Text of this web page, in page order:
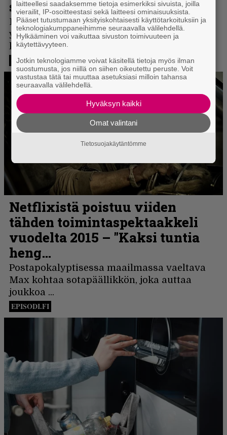
laitteellesi saadaksemme tietoja esimerkiksi sivuista, joilla
vierailit, IP-osoitteestasi sekä laitteesi ominaisuuksista.
Pääset tutustumaan yksityiskohtaisesti käyttötarkoituksiin ja
teknologiakumppaneihimme seuraavalla välilehdellä.
Hylkääminen voi vaikuttaa sivuston toimivuuteen ja
käytettävyyteen.
Jotkin teknologiamme voivat käsitellä tietoja myös ilman
suostumusta, jos niillä on siihen oikeutettu peruste. Voit
vastustaa tätä tai muuttaa asetuksiasi milloin tahansa
seuraavalla välilehdellä.
Hyväksyn kaikki
Omat valintani
Tietosuojakäytäntömme